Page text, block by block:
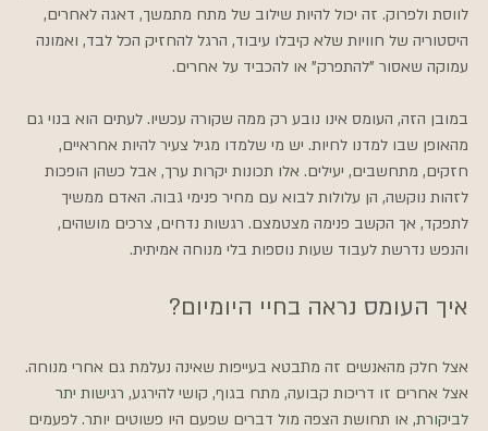
לווסת ולפרוק. זה יכול להיות שילוב של מתח מתמשך, דאגה לאחרים,
היסטוריה של חוויות שלא קיבלו עיבוד, הרגל להחזיק הכל לבד, ואמונה
עמוקה שאסור "להתפרק" או להכביד על אחרים.
במובן הזה, העומס אינו נובע רק ממה שקורה עכשיו. לעתים הוא בנוי גם
מהאופן שבו למדנו לחיות. יש מי שלמדו מגיל צעיר להיות אחראיים,
חזקים, מתחשבים, יעילים. אלו תכונות יקרות ערך, אבל כשהן הופכות
לזהות נוקשה, הן עלולות לבוא עם מחיר פנימי גבוה. האדם ממשיך
לתפקד, אך הקשב פנימה מצטמצם. רגשות נדחים, צרכים מושהים,
והנפש נדרשת לעבוד שעות נוספות בלי מנוחה אמיתית.
איך העומס נראה בחיי היומיום?
אצל חלק מהאנשים זה מתבטא בעייפות שאינה נעלמת גם אחרי מנוחה.
אצל אחרים זו דריכות קבועה, מתח בגוף, קושי להירגע, רגישות יתר
לביקורת, או תחושת הצפה מול דברים שפעם היו פשוטים יותר. לפעמים